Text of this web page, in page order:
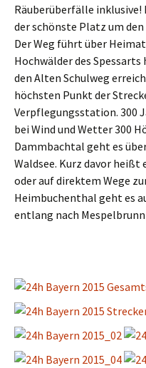
Räuberüberfälle
der schönste Platz um
Der Weg führt über
Hochwälder des
den Alten Schulweg
höchsten Punkt der
Verpflegungsstation. 300
bei Wind und Wetter 300
Dammbachtal geht es
Waldsee. Kurz davor heißt
oder auf direktem Wege
Heimbuchenthal geht es
entlang nach